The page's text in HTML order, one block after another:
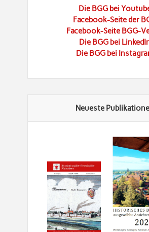
Die BGG bei
Facebook-Seite der
Facebook-Seite BGG-
Die BGG bei
Die BGG bei
Neueste